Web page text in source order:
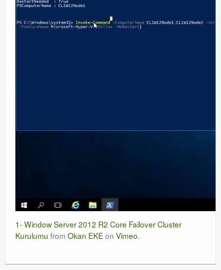
1- Window Server 2012 R2 Core Failover Cluster
Kurulumu from Okan EKEon Vimeo.